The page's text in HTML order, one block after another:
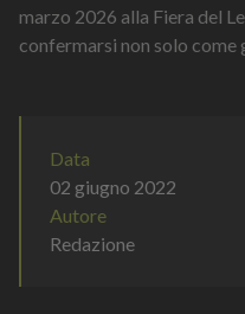
marzo 2026 alla Fiera del
confermarsi non solo come
Data
02 giugno 2022
Autore
Redazione